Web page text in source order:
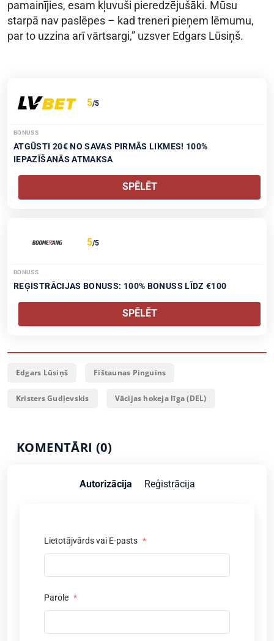
pamainījies, esam kļuvuši pieredzējušāki. Mūsu
starpā nav paslēpes – kad treneri pieņem lēmumu,
par to uzzina arī vārtsargi,” uzsver Edgars Lūsiņš.
5/5
BONUSS
ATGŪSTI 20€ NO SAVAS PIRMĀS LIKMES! 100%
IEPAZĪŠANĀS ATMAKSA
SPĒLĒT
5/5
BONUSS
REĢISTRĀCIJAS BONUSS: 100% BONUSS LĪDZ €100
SPĒLĒT
Edgars Lūsiņš Fištaunas Pinguins
Kristers Gudļevskis Vācijas hokeja līga (DEL)
KOMENTĀRI (0)
Autorizācija Reģistrācija
Lietotājvārds vai E-pasts *
Parole *